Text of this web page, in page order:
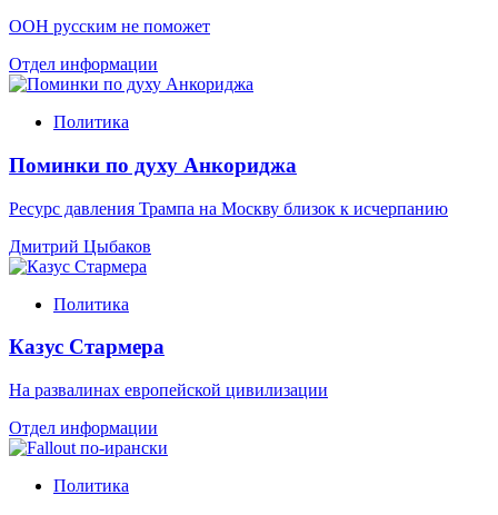
ООН русским не поможет
Отдел информации
Политика
Поминки по духу Анкориджа
Ресурс давления Трампа на Москву близок к исчерпанию
Дмитрий Цыбаков
Политика
Казус Стармера
На развалинах европейской цивилизации
Отдел информации
Политика